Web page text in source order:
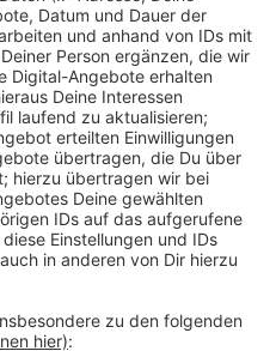
der anstehende
auch zur Folge
Kinder und
es geht drankommen
er gemerkt, dass es
selbst waren, und
die Spritze
Die meisten
sehr gut informiert.
13:52